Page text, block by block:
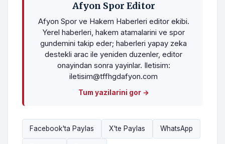
Afyon Spor Editor
Afyon Spor ve Hakem Haberleri editor ekibi.
Yerel haberleri, hakem atamalarini ve spor
gundemini takip eder; haberleri yapay zeka
destekli arac ile yeniden duzenler, editor
onayindan sonra yayinlar. Iletisim:
iletisim@tffhgdafyon.com
Tum yazilarini gor →
Facebook'ta Paylas X'te Paylas WhatsApp